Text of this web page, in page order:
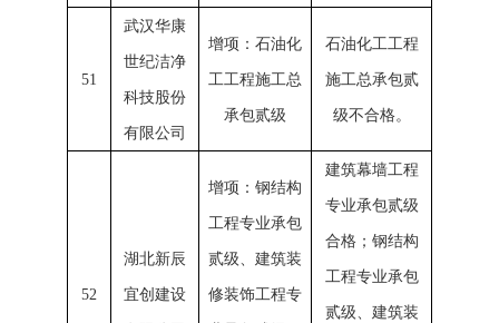
51
武汉华康
世纪洁净
科技股份
有限公司
增项：石油化
工工程施工总
承包贰级
石油化工工程
施工总承包贰
级不合格。
52
湖北新辰
宜创建设
增项：钢结构
工程专业承包
贰级、建筑装
修装饰工程专
建筑幕墙工程
专业承包贰级
合格；钢结构
工程专业承包
贰级、建筑装